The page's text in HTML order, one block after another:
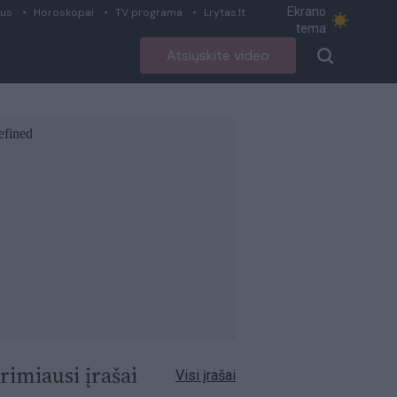
Horoskopai TV programa Lrytas.lt
Ekrano
tema
Atsiųskite video
įrašai Visi įrašai